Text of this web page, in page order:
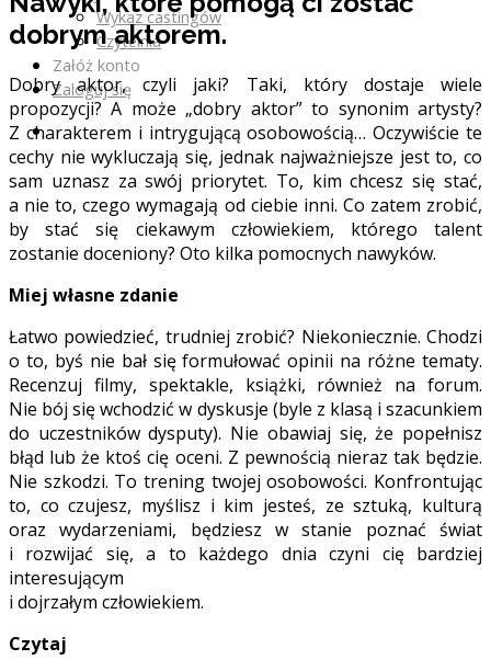
Wykaz castingów
Czytelnia
Załóż konto
Zaloguj się
dobrym aktorem.
Dobry aktor, czyli jaki? Taki, który dostaje wiele
propozycji? A może „dobry aktor” to synonim artysty?
Z charakterem i intrygującą osobowością… Oczywiście te
cechy nie wykluczają się, jednak najważniejsze jest to, co
sam uznasz za swój priorytet. To, kim chcesz się stać,
a nie to, czego wymagają od ciebie inni. Co zatem zrobić,
by stać się ciekawym człowiekiem, którego talent
zostanie doceniony? Oto kilka pomocnych nawyków.
Miej własne zdanie
Łatwo powiedzieć, trudniej zrobić? Niekoniecznie. Chodzi
o to, byś nie bał się formułować opinii na różne tematy.
Recenzuj filmy, spektakle, książki, również na forum.
Nie bój się wchodzić w dyskusje (byle z klasą i szacunkiem
do uczestników dysputy). Nie obawiaj się, że popełnisz
błąd lub że ktoś cię oceni. Z pewnością nieraz tak będzie.
Nie szkodzi. To trening twojej osobowości. Konfrontując
to, co czujesz, myślisz i kim jesteś, ze sztuką, kulturą
oraz wydarzeniami, będziesz w stanie poznać świat
i rozwijać się, a to każdego dnia czyni cię bardziej
interesującym
i dojrzałym człowiekiem.
Czytaj